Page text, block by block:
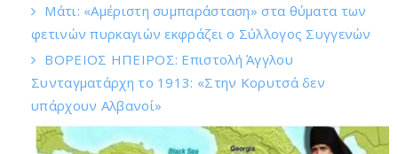
Μάτι: «Αμέριστη συμπαράσταση» στα θύματα των
φετινών πυρκαγιών εκφράζει ο Σύλλογος Συγγενών
ΒΟΡΕΙΟΣ ΗΠΕΙΡΟΣ: Επιστολή Άγγλου
Συνταγματάρχη το 1913: «Στην Κορυτσά δεν
υπάρχουν Αλβανοί»